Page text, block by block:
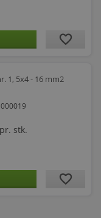
favorite
1, 5x4 - 16 mm2
pr. stk.
favorite